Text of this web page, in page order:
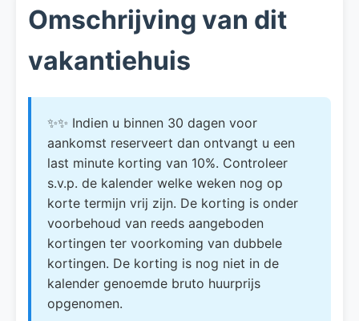
Omschrijving van dit
vakantiehuis
✨✨ Indien u binnen 30 dagen voor
aankomst reserveert dan ontvangt u een
last minute korting van 10%. Controleer
s.v.p. de kalender welke weken nog op
korte termijn vrij zijn. De korting is onder
voorbehoud van reeds aangeboden
kortingen ter voorkoming van dubbele
kortingen. De korting is nog niet in de
kalender genoemde bruto huurprijs
opgenomen.